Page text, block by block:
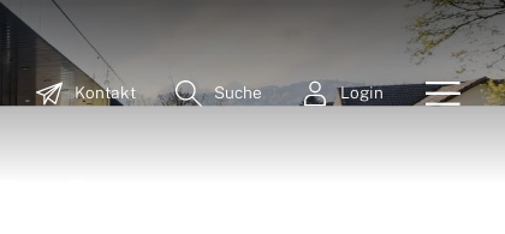
Kontakt Suche Login